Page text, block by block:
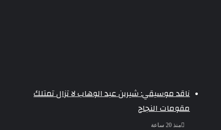
ناقد موسيقي: شيرين عبد الوهاب لا تزال تمتلك
مقومات النجاح
منذ 20 ساعة